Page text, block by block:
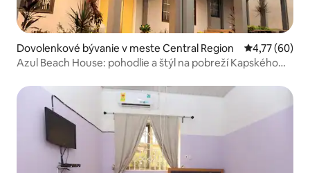
Dovolenkové bývanie v meste Central Region Priemerné
4,77 (60)
Azul Beach House: pohodlie a štýl na pobreží Kapského